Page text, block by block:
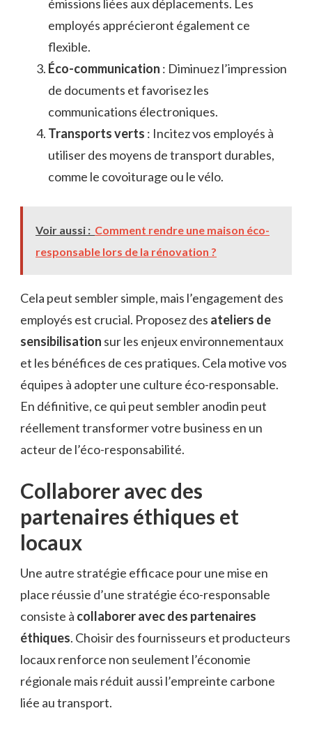
émissions liées aux déplacements. Les
employés apprécieront également ce
flexible.
Éco-communication : Diminuez l’impression
de documents et favorisez les
communications électroniques.
Transports verts : Incitez vos employés à
utiliser des moyens de transport durables,
comme le covoiturage ou le vélo.
Voir aussi : Comment rendre une maison éco-
responsable lors de la rénovation ?
Cela peut sembler simple, mais l’engagement des
employés est crucial. Proposez des ateliers de
sensibilisation sur les enjeux environnementaux
et les bénéfices de ces pratiques. Cela motive vos
équipes à adopter une culture éco-responsable.
En définitive, ce qui peut sembler anodin peut
réellement transformer votre business en un
acteur de l’éco-responsabilité.
Collaborer avec des
partenaires éthiques et
locaux
Une autre stratégie efficace pour une mise en
place réussie d’une stratégie éco-responsable
consiste à collaborer avec des partenaires
éthiques. Choisir des fournisseurs et producteurs
locaux renforce non seulement l’économie
régionale mais réduit aussi l’empreinte carbone
liée au transport.